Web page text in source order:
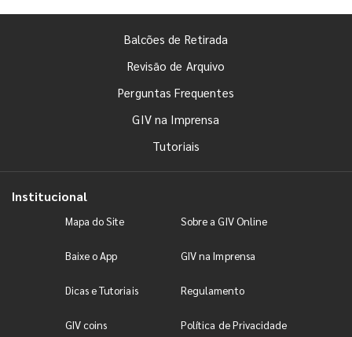
Balcões de Retirada
Revisão de Arquivo
Perguntas Frequentes
GIV na Imprensa
Tutoriais
Institucional
Mapa do Site Sobre a GIV Online
Baixe o App GIV na Imprensa
Dicas e Tutoriais Regulamento
GIV coins Política de Privacidade